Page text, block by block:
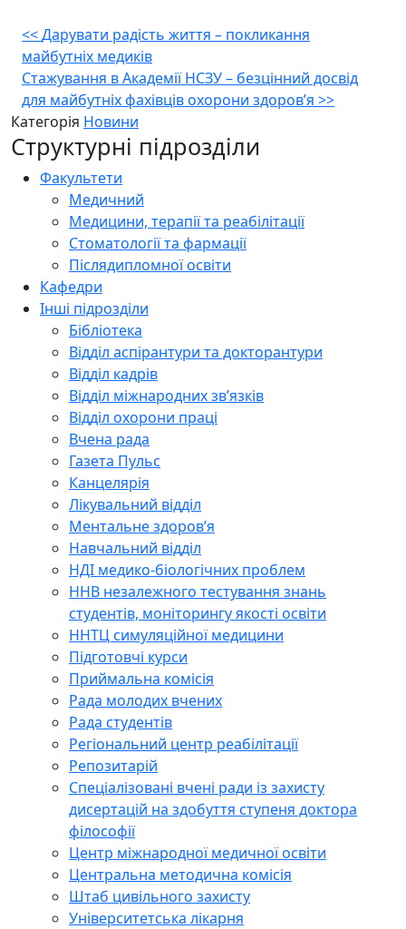
Навігація
записів
<<Дарувати радість життя – покликання
майбутніх медиків
Стажування в Академії НСЗУ – безцінний досвід
для майбутніх фахівців охорони здоров’я >>
Категорія Новини
Структурні підрозділи
Факультети
Медичний
Медицини, терапії та реабілітації
Стоматології та фармації
Післядипломної освіти
Кафедри
Інші підрозділи
Бібліотека
Відділ аспірантури та докторантури
Відділ кадрів
Відділ міжнародних зв’язків
Відділ охорони праці
Вчена рада
Газета Пульс
Канцелярія
Лікувальний відділ
Ментальне здоров’я
Навчальний відділ
НДІ медико-біологічних проблем
ННВ незалежного тестування знань
студентів, моніторингу якості освіти
ННТЦ симуляційної медицини
Підготовчі курси
Приймальна комісія
Рада молодих вчених
Рада студентів
Регіональний центр реабілітації
Репозитарій
Спеціалізовані вчені ради із захисту
дисертацій на здобуття ступеня доктора
філософії
Центр міжнародної медичної освіти
Центральна методична комісія
Штаб цивільного захисту
Університетська лікарня